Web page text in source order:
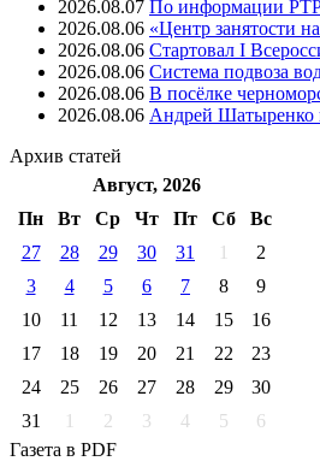
2026.08.07 ⁠По информации
2026.08.06 «Центр занятости
2026.08.06 Стартовал I
2026.08.06 Система подвоза
2026.08.06 В посёлке
2026.08.06 Андрей Шатыренко
Архив статей
Август, 2026
Пн
Вт Ср Чт Пт Cб
Вс
27
28 29 30 31 1
2
3
4 5 6 7 8
9
10
11 12 13 14 15
16
17
18 19 20 21 22
23
24
25 26 27 28 29
30
31
1 2 3 4 5
6
Газета в PDF